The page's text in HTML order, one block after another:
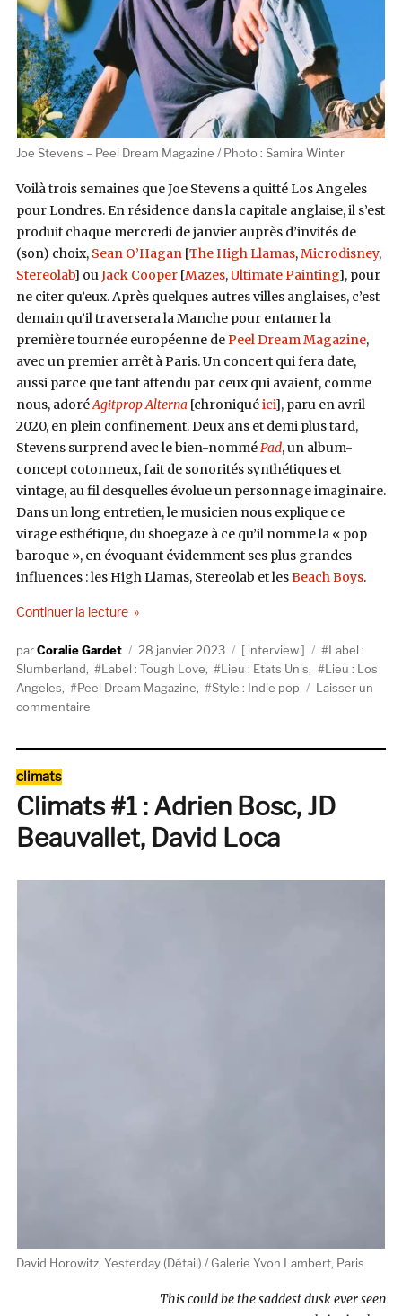
Joe Stevens – Peel Dream Magazine / Photo : Samira Winter
Voilà trois semaines que Joe Stevens a quitté Los Angeles
pour Londres. En résidence dans la capitale anglaise, il s’est
produit chaque mercredi de janvier auprès d’invités de
(son) choix, Sean O’Hagan[The High Llamas,Microdisney,
Stereolab] ouJack Cooper[Mazes,Ultimate Painting], pour
ne citer qu’eux. Après quelques autres villes anglaises, c’est
demain qu’il traversera la Manche pour entamer la
première tournée européenne dePeel Dream Magazine,
avec un premier arrêt à Paris. Un concert qui fera date,
aussi parce que tant attendu par ceux qui avaient, comme
nous, adoréAgitprop Alterna[chroniquéici], paru en avril
2020, en plein confinement. Deux ans et demi plus tard,
Stevens surprend avec le bien-nomméPad, un album-
concept cotonneux, fait de sonorités synthétiques et
vintage, au fil desquelles évolue un personnage imaginaire.
Dans un long entretien, le musicien nous explique ce
virage esthétique, du shoegaze à ce qu’il nomme la « pop
baroque », en évoquant évidemment ses plus grandes
influences : les High Llamas, Stereolab et lesBeach Boys.
Continuer la lecturede « Peel Dream Magazine : « Je suis un poppeux
AuteurCoralie Gardet
Publié
le
28 janvier 2023 Catégories
interview Étiquettes
Label :
Slumberland
Label : Tough Love Lieu : Etats Unis
Lieu : Los
Angeles
Peel Dream Magazine Style : Indie pop
Laisser un
commentairesur
« Je
suis
un
Catégories
climats
Climats #1 : Adrien Bosc, JD
Beauvallet, David Loca
David Horowitz, Yesterday (Détail) / Galerie Yvon Lambert, Paris
This could be the saddest dusk ever seen